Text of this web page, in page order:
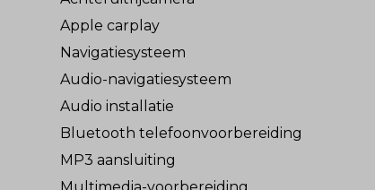
Apple carplay
Navigatiesysteem
Audio-navigatiesysteem
Audio installatie
Bluetooth telefoonvoorbereiding
MP3 aansluiting